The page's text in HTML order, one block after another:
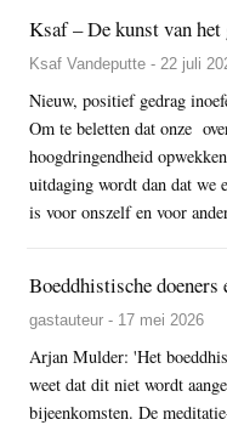
Ksaf – De kunst van het
Ksaf Vandeputte - 22 juli
Nieuw, positief gedrag
Om te beletten dat onze
hoogdringendheid
uitdaging wordt dan dat we
is voor onszelf en voor
Boeddhistische doeners
gastauteur - 17 mei 2026
Arjan Mulder: 'Het
weet dat dit niet wordt
bijeenkomsten. De